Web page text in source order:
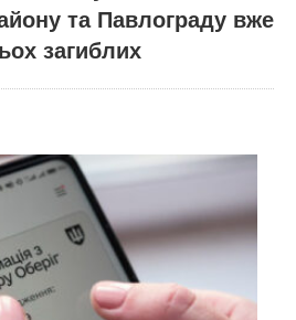
та Павлограду вже
загиблих